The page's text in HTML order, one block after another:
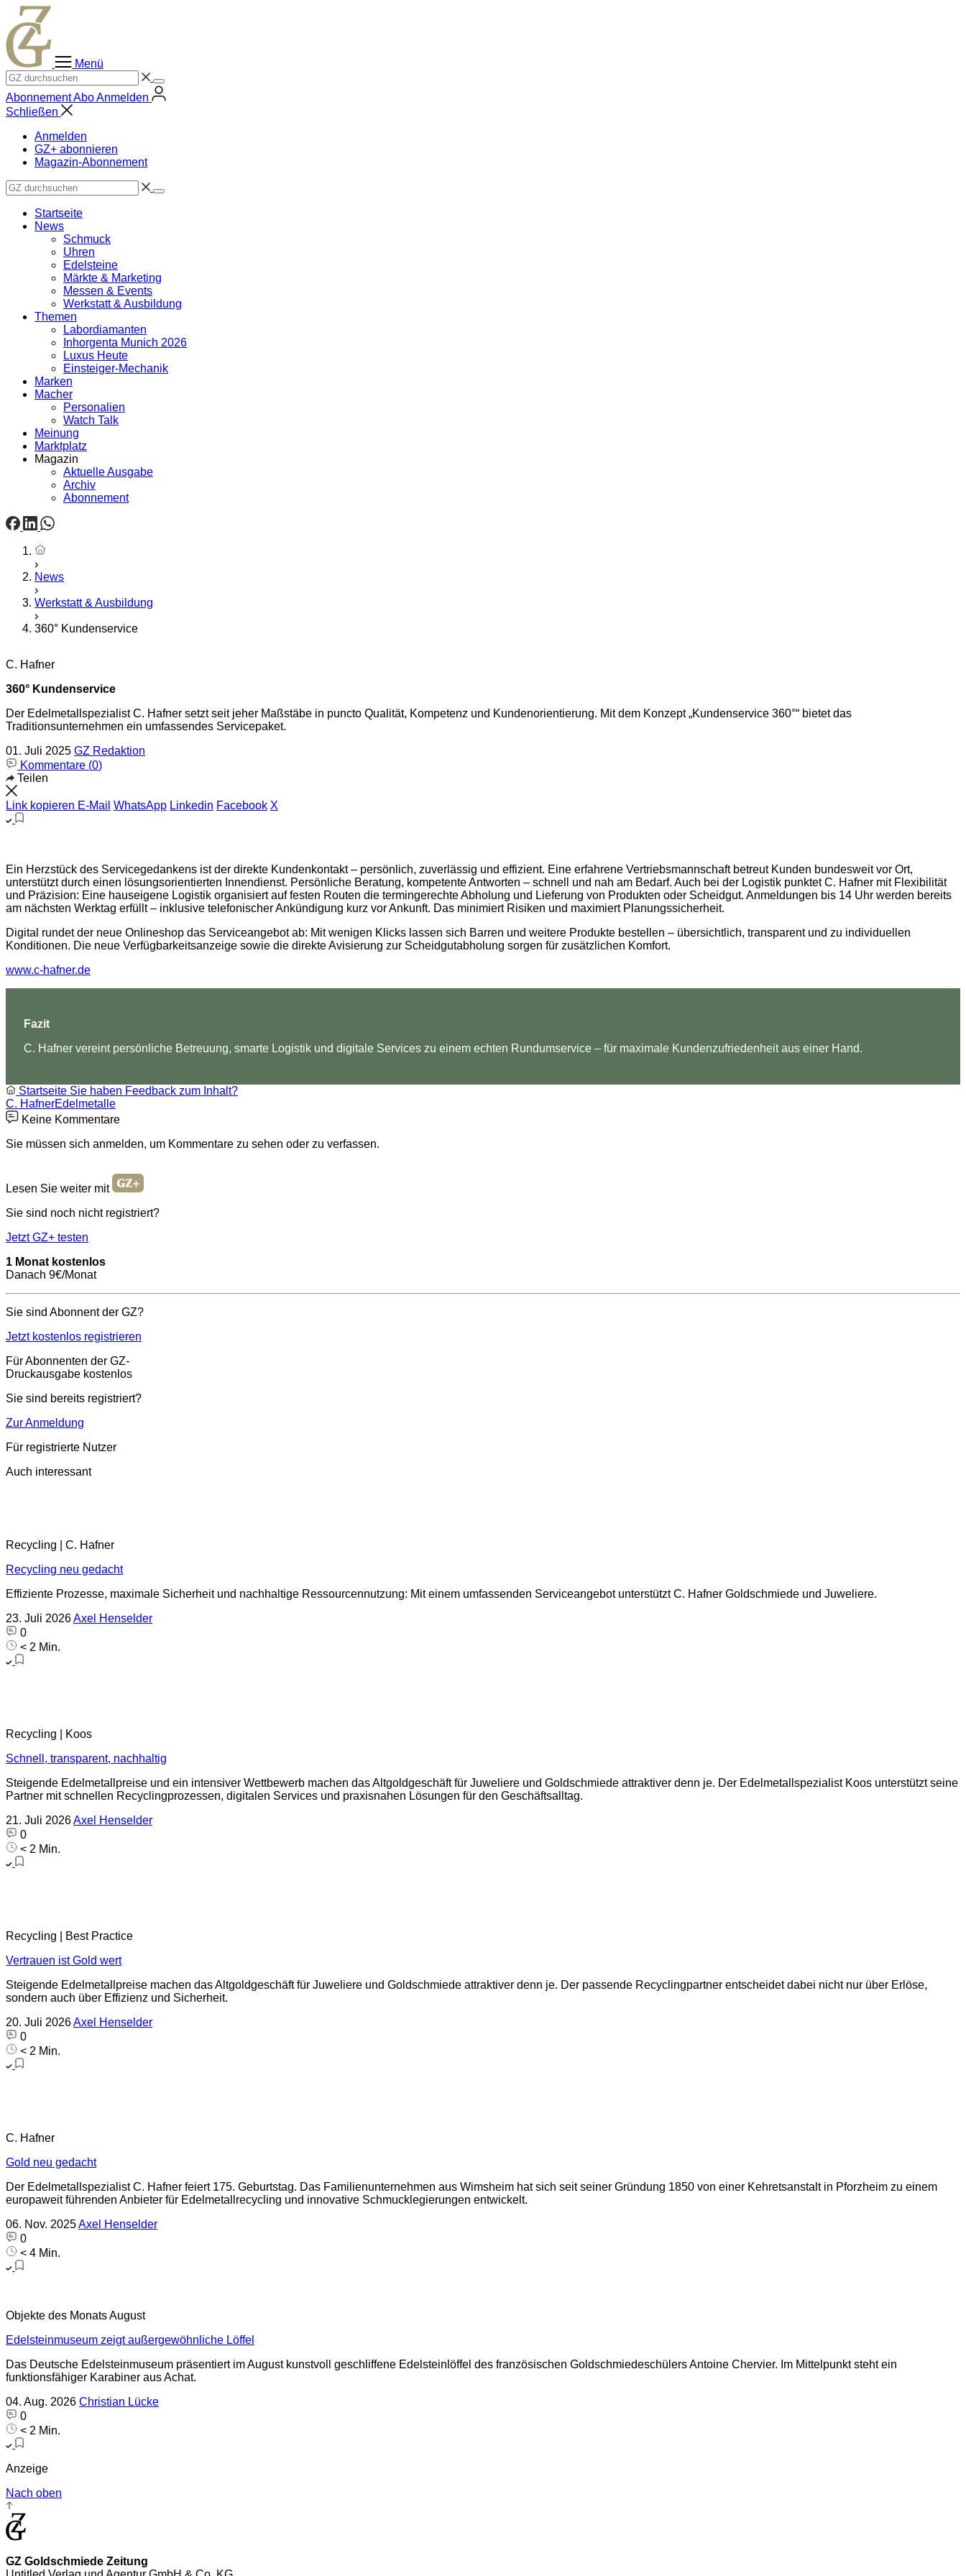
Zum
Inhalt
springen
Menü
AbonnementAboAnmelden
Schließen
Anmelden
GZ+ abonnieren
Magazin-Abonnement
Startseite
News
Schmuck
Uhren
Edelsteine
Märkte & Marketing
Messen & Events
Werkstatt & Ausbildung
Themen
Labordiamanten
Inhorgenta Munich 2026
Luxus Heute
Einsteiger-Mechanik
Marken
Macher
Personalien
Watch Talk
Meinung
Marktplatz
Magazin
Aktuelle Ausgabe
Archiv
Abonnement
Startseite
News
Werkstatt & Ausbildung
360° Kundenservice
C. Hafner
360° Kundenservice
Der Edelmetallspezialist C. Hafner setzt seit jeher Maßstäbe in puncto Qualität, Kompetenz und Kundenorientierung. Mit dem Konzept „Kundenservice 360°“ bietet das
Traditionsunternehmen ein umfassendes Servicepaket.
01. Juli 2025 GZ Redaktion
Kommentare (0)
Teilen
Link kopieren E-Mail WhatsApp Linkedin Facebook X
Ein Herzstück des Servicegedankens ist der direkte Kundenkontakt – persönlich, zuverlässig und effizient. Eine erfahrene Vertriebsmannschaft betreut Kunden bundesweit vor Ort,
unterstützt durch einen lösungsorientierten Innendienst. Persönliche Beratung, kompetente Antworten – schnell und nah am Bedarf. Auch bei der Logistik punktet C. Hafner mit Flexibilität
und Präzision: Eine hauseigene Logistik organisiert auf festen Routen die termingerechte Abholung und Lieferung von Produkten oder Scheidgut. Anmeldungen bis 14 Uhr werden bereits
am nächsten Werktag erfüllt – inklusive telefonischer Ankündigung kurz vor Ankunft. Das minimiert Risiken und maximiert Planungssicherheit.
Digital rundet der neue Onlineshop das Serviceangebot ab: Mit wenigen Klicks lassen sich Barren und weitere Produkte bestellen – übersichtlich, transparent und zu individuellen
Konditionen. Die neue Verfügbarkeitsanzeige sowie die direkte Avisierung zur Scheidgutabholung sorgen für zusätzlichen Komfort.
www.c-hafner.de
Fazit
C. Hafner vereint persönliche Betreuung, smarte Logistik und digitale Services zu einem echten Rundumservice – für maximale Kundenzufriedenheit aus einer Hand.
Startseite Sie haben Feedback zum Inhalt?
C. HafnerEdelmetalle
Keine Kommentare
Sie müssen sich anmelden, um Kommentare zu sehen oder zu verfassen.
Lesen Sie weiter mit
Sie sind noch nicht registriert?
Jetzt GZ+ testen
1 Monat kostenlos
Danach 9€/Monat
Sie sind Abonnent der GZ?
Jetzt kostenlos registrieren
Für Abonnenten der GZ-
Druckausgabe kostenlos
Sie sind bereits registriert?
Zur Anmeldung
Für registrierte Nutzer
Auch interessant
Recycling | C. Hafner
Recycling neu gedacht
Effiziente Prozesse, maximale Sicherheit und nachhaltige Ressourcennutzung: Mit einem umfassenden Serviceangebot unterstützt C. Hafner Goldschmiede und Juweliere.
23. Juli 2026Axel Henselder
0
< 2 Min.
Recycling | Koos
Schnell, transparent, nachhaltig
Steigende Edelmetallpreise und ein intensiver Wettbewerb machen das Altgoldgeschäft für Juweliere und Goldschmiede attraktiver denn je. Der Edelmetallspezialist Koos unterstützt seine
Partner mit schnellen Recyclingprozessen, digitalen Services und praxisnahen Lösungen für den Geschäftsalltag.
21. Juli 2026Axel Henselder
0
< 2 Min.
Recycling | Best Practice
Vertrauen ist Gold wert
Steigende Edelmetallpreise machen das Altgoldgeschäft für Juweliere und Goldschmiede attraktiver denn je. Der passende Recyclingpartner entscheidet dabei nicht nur über Erlöse,
sondern auch über Effizienz und Sicherheit.
20. Juli 2026Axel Henselder
0
< 2 Min.
C. Hafner
Gold neu gedacht
Der Edelmetallspezialist C. Hafner feiert 175. Geburtstag. Das Familienunternehmen aus Wimsheim hat sich seit seiner Gründung 1850 von einer Kehretsanstalt in Pforzheim zu einem
europaweit führenden Anbieter für Edelmetallrecycling und innovative Schmucklegierungen entwickelt.
06. Nov. 2025Axel Henselder
0
< 4 Min.
Objekte des Monats August
Edelsteinmuseum zeigt außergewöhnliche Löffel
Das Deutsche Edelsteinmuseum präsentiert im August kunstvoll geschliffene Edelsteinlöffel des französischen Goldschmiedeschülers Antoine Chervier. Im Mittelpunkt steht ein
funktionsfähiger Karabiner aus Achat.
04. Aug. 2026 Christian Lücke
0
< 2 Min.
Anzeige
Nach oben
GZ Goldschmiede Zeitung